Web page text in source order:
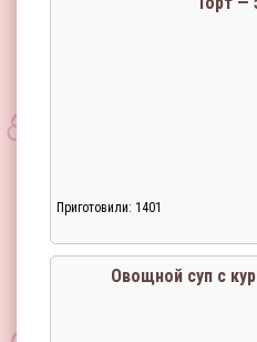
Приготовили: 1401
Овощной суп с